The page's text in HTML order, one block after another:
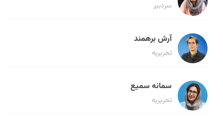
سردبیر
آرش برهمند
تحریریه
سمانه سمیع
تحریریه